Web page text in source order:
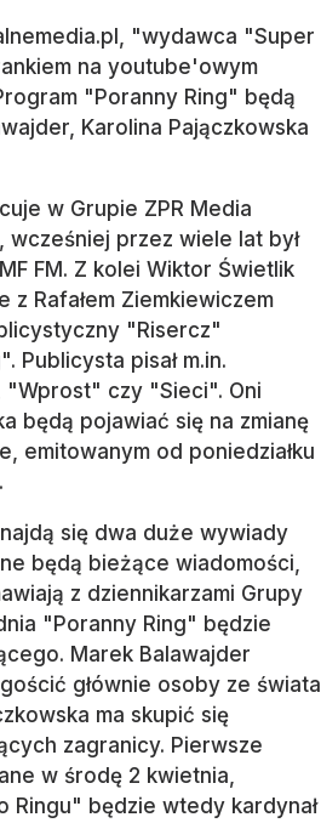
"wydawca "Super
na youtube'owym
"Poranny Ring" będą
Karolina Pajączkowska
w Grupie ZPR Media
przez wiele lat był
FM. Z kolei Wiktor Świetlik
z Rafałem Ziemkiewiczem
"Risercz"
Publicysta pisał m.in.
czy "Sieci". Oni
będą pojawiać się na zmianę
emitowanym od poniedziałku
się dwa duże wywiady
będą bieżące wiadomości,
z dziennikarzami Grupy
"Poranny Ring" będzie
Marek Balawajder
głównie osoby ze świata
ma skupić się
zagranicy. Pierwsze
w środę 2 kwietnia,
Ringu" będzie wtedy kardynał